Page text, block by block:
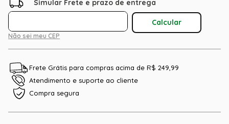
Não sei meu CEP
Frete Grátis para compras acima de R$ 249,99
Atendimento e suporte ao cliente
Compra segura